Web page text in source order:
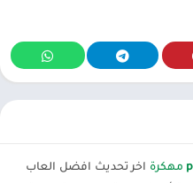
مهكرة اخر تحديث افضل العاب